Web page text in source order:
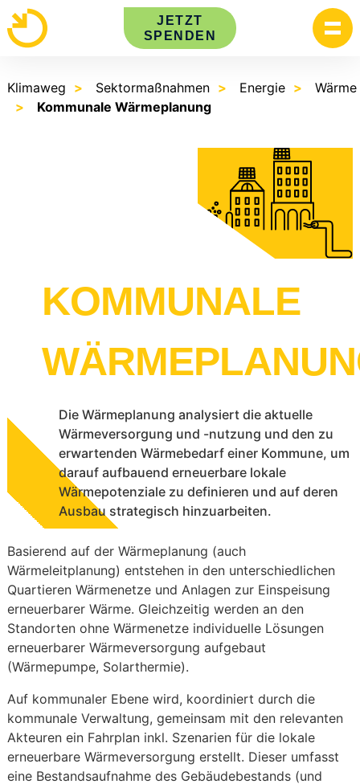
Skip
to
content
JETZT
SPENDEN
Klimaweg Sektormaßnahmen Energie
Wärme
Kommunale Wärmeplanung
KOMMUNALE
Die Wärmeplanung analysiert die aktuelle
Wärmeversorgung und -nutzung und den zu
erwartenden Wärmebedarf einer Kommune, um
darauf aufbauend erneuerbare lokale
Wärmepotenziale zu definieren und auf deren
Ausbau strategisch hinzuarbeiten.
Basierend auf der Wärmeplanung (auch
Wärmeleitplanung) entstehen in den unterschiedlichen
Quartieren Wärmenetze und Anlagen zur Einspeisung
erneuerbarer Wärme. Gleichzeitig werden an den
Standorten ohne Wärmenetze individuelle Lösungen
erneuerbarer Wärmeversorgung aufgebaut
(Wärmepumpe, Solarthermie).
Auf kommunaler Ebene wird, koordiniert durch die
kommunale Verwaltung, gemeinsam mit den relevanten
Akteuren ein Fahrplan inkl. Szenarien für die lokale
erneuerbare Wärmeversorgung erstellt. Dieser umfasst
eine Bestandsaufnahme des Gebäudebestands (und